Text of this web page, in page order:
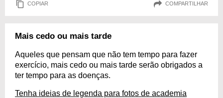
COPIAR COMPARTILHAR
Mais cedo ou mais tarde
Aqueles que pensam que não tem tempo para fazer
exercício, mais cedo ou mais tarde serão obrigados a
ter tempo para as doenças.
Tenha ideias de legenda para fotos de academia